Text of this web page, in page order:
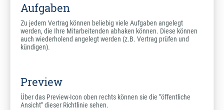
Aufgaben
Zu jedem Vertrag können beliebig viele Aufgaben angelegt
werden, die Ihre Mitarbeitenden abhaken können. Diese können
auch wiederholend angelegt werden (z.B. Vertrag prüfen und
kündigen).
Preview
Über das Preview-Icon oben rechts können sie die "öffentliche
Ansicht" dieser Richtlinie sehen.